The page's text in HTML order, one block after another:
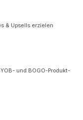
& Upsells erzielen
und BOGO-Produkt-